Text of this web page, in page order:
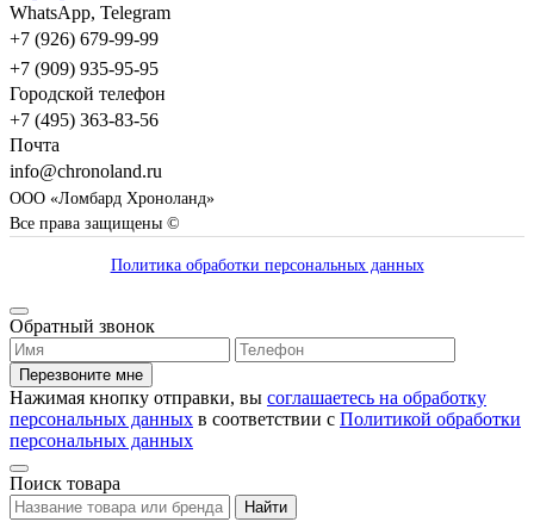
WhatsApp, Telegram
+7 (926) 679-99-99
+7 (909) 935-95-95
Городской телефон
+7 (495) 363-83-56
Почта
info@chronoland.ru
ООО «Ломбард Хроноланд»
Все права защищены ©
Политика обработки персональных данных
Обратный звонок
Перезвоните мне
Нажимая кнопку отправки, вы соглашаетесь на обработку
персональных данных в соответствии с Политикой обработки
персональных данных
Поиск товара
Найти